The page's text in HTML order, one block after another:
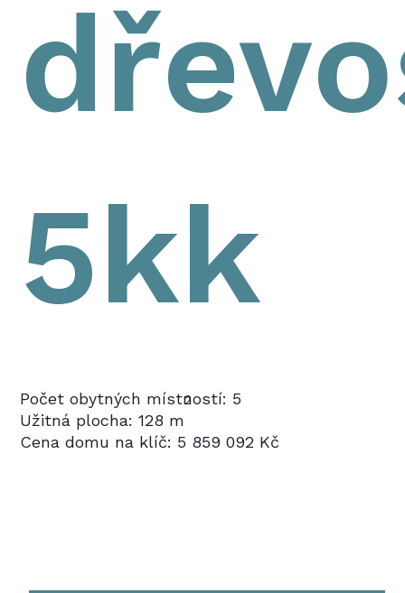
5kk
Počet obytných místností: 5
Užitná plocha: 128 m
2
Cena domu na klíč: 5 859 092 Kč